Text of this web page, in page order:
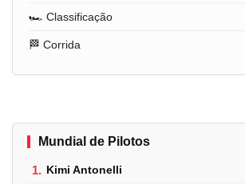
🏎️ Classificação
🏁 Corrida
Mundial de Pilotos
1. Kimi Antonelli